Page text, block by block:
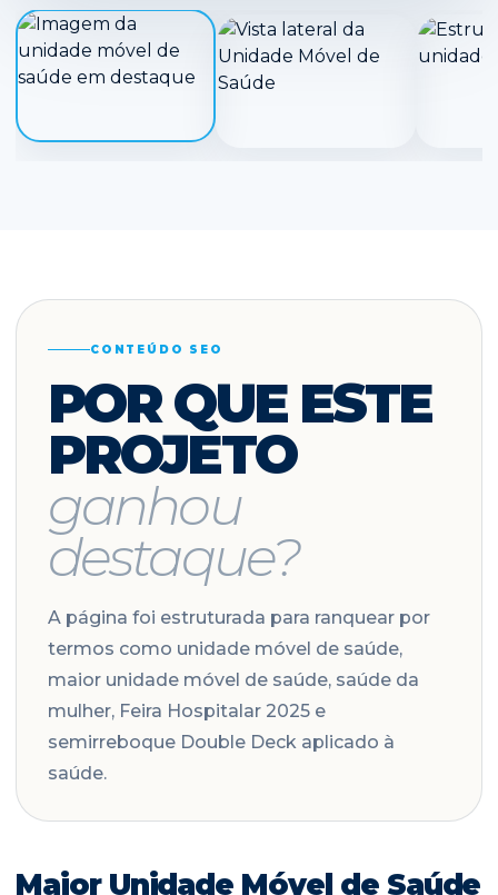
CONTEÚDO SEO
POR QUE ESTE
PROJETO
ganhou
destaque?
A página foi estruturada para ranquear por
termos como unidade móvel de saúde,
maior unidade móvel de saúde, saúde da
mulher, Feira Hospitalar 2025 e
semirreboque Double Deck aplicado à
saúde.
Maior Unidade Móvel de Saúde